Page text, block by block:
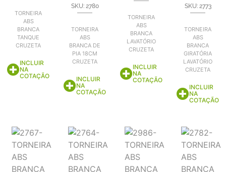
TORNEIRA
ABS
BRANCA
TANQUE
CRUZETA
INCLUIR
NA
COTAÇÃO
SKU: 2780
TORNEIRA
ABS
BRANCA DE
PIA 18CM
CRUZETA
INCLUIR
NA
COTAÇÃO
TORNEIRA
ABS
BRANCA
LAVATÓRIO
CRUZETA
INCLUIR
NA
COTAÇÃO
SKU: 2773
TORNEIRA
ABS
BRANCA
GIRATÓRIA
LAVATÓRIO
CRUZETA
INCLUIR
NA
COTAÇÃO